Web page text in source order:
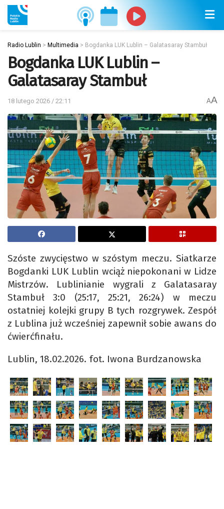
Radio Lublin > Multimedia > Bogdanka LUK Lublin – Galatasaray Stambuł
Bogdanka LUK Lublin –
Galatasaray Stambuł
18 lutego 2026 / 22:11 AA
Szóste zwycięstwo w szóstym meczu. Siatkarze
Bogdanki LUK Lublin wciąż niepokonani w Lidze
Mistrzów. Lublinianie wygrali z Galatasaray
Stambuł 3:0 (25:17, 25:21, 26:24) w meczu
ostatniej kolejki grupy B tych rozgrywek. Zespół
z Lublina już wcześniej zapewnił sobie awans do
ćwierćfinału.
Lublin, 18.02.2026. fot. Iwona Burdzanowska